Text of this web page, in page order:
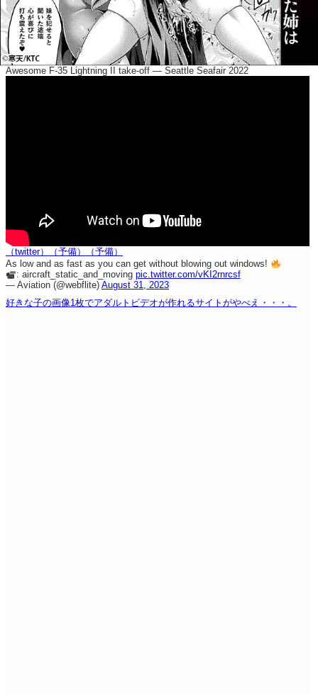
Awesome F-35 Lightning II take-off — Seattle Seafair 2022
（twitter） （予備）
（予備）
As low and as fast as you can get without blowing out windows!
: aircraft_static_and_moving pic.twitter.com/vKI2rnrcsf
— Aviation (@webflite) August 31, 2023
好きな子の画像1枚でアダルトビデオが作れるサイトがやべえ・・・。